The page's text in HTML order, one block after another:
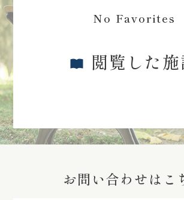
No Favorites
閲覧した施
お問い合わせはこ